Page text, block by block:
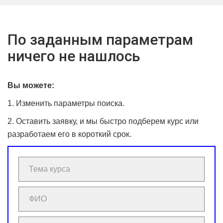
По заданным параметрам
ничего не нашлось
Вы можете:
1. Изменить параметры поиска.
2. Оставить заявку, и мы быстро подберем курс или
разработаем его в короткий срок.